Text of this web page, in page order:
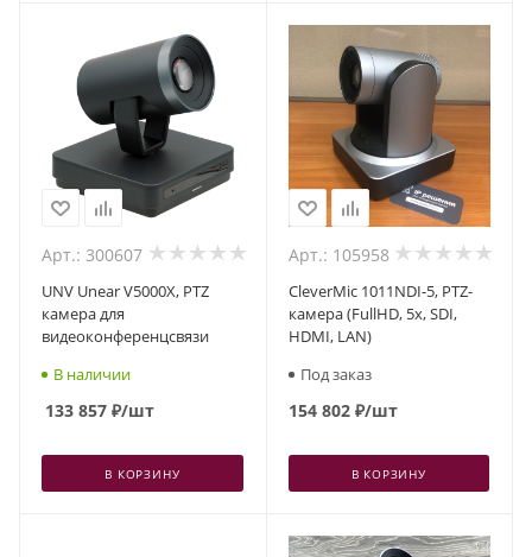
Арт.: 300607
UNV Unear V5000X, PTZ
камера для
видеоконференцсвязи
В наличии
133 857 ₽/шт
В КОРЗИНУ
Арт.: 105958
CleverMic 1011NDI-5, PTZ-
камера (FullHD, 5x, SDI,
HDMI, LAN)
Под заказ
154 802₽/шт
В КОРЗИНУ